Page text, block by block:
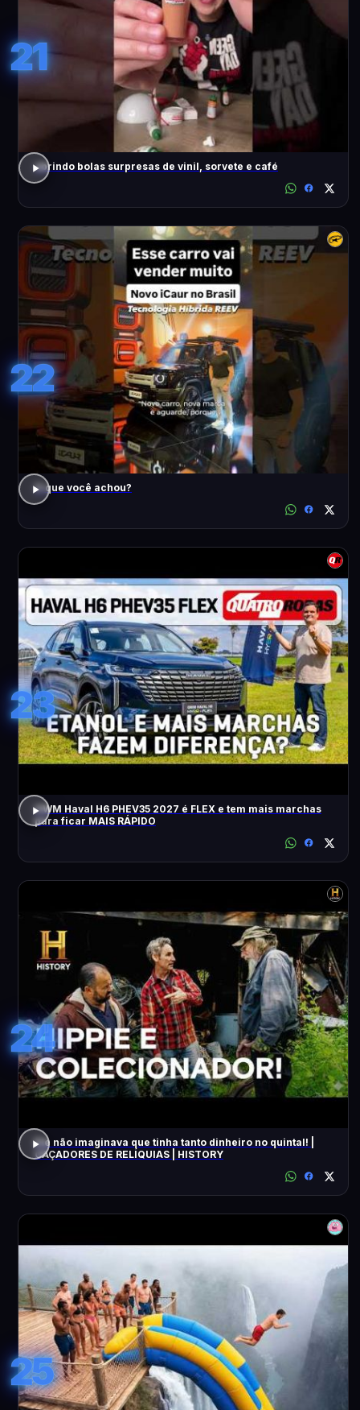
21
abrindo bolas surpresas de vinil, sorvete e café
22
O que você achou?
23
GWM Haval H6 PHEV35 2027 é FLEX e tem mais marchas
para ficar MAIS RÁPIDO
24
Ele não imaginava que tinha tanto dinheiro no quintal! |
CAÇADORES DE RELÍQUIAS | HISTORY
25